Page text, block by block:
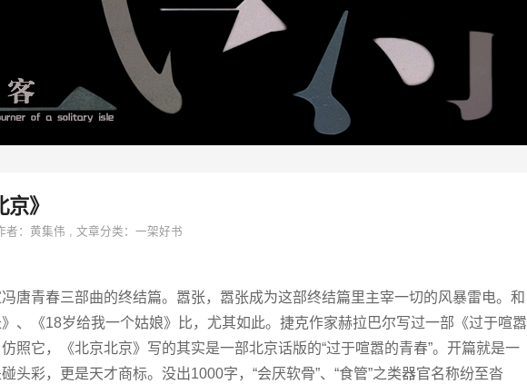
京》
者： 黄集伟 , 文章分类： 一架好书
唐青春三部曲的终结篇。嚣张，嚣张成为这部终结篇里主宰一切的风暴雷电。和
》、《18岁给我一个姑娘》比，尤其如此。捷克作家赫拉巴尔写过一部《过于喧嚣
照它，《北京北京》写的其实是一部北京话版的“过于喧嚣的青春”。开篇就是一
头彩，更是天才商标。没出1000字，“会厌软骨”、“食管”之类器官名称纷至沓